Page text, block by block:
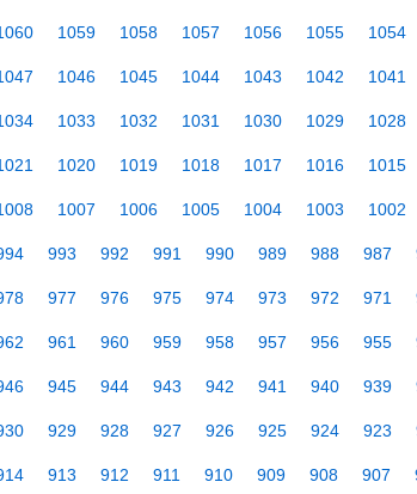
1059 1058 1057 1056 1055 1054
1046 1045 1044 1043 1042 1041
1033 1032 1031 1030 1029 1028
1020 1019 1018 1017 1016 1015
1007 1006 1005 1004 1003 1002
993 992 991 990 989 988 987
977 976 975 974 973 972 971
961 960 959 958 957 956 955
945 944 943 942 941 940 939
929 928 927 926 925 924 923
913 912 911 910 909 908 907